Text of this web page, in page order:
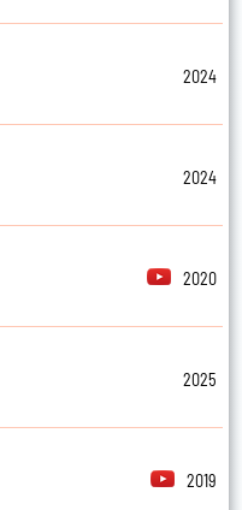
2024
2024
2020
2025
2019